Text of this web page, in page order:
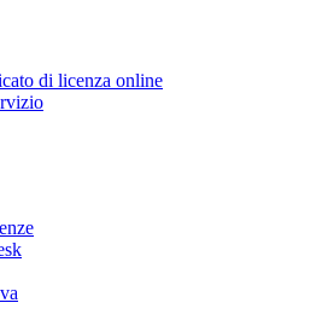
di licenza online